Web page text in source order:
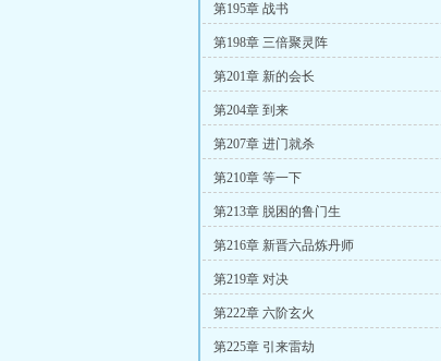
第195章 战书
第198章 三倍聚灵阵
第201章 新的会长
第204章 到来
第207章 进门就杀
第210章 等一下
第213章 脱困的鲁门生
第216章 新晋六品炼丹师
第219章 对决
第222章 六阶玄火
第225章 引来雷劫